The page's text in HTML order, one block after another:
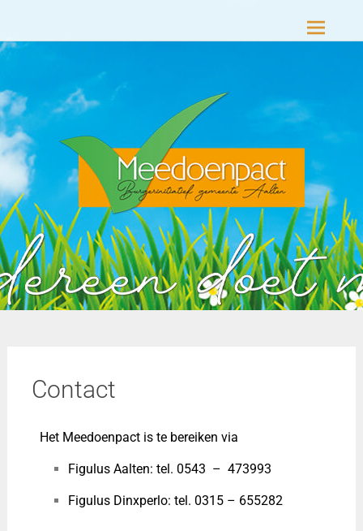
Contact
Het Meedoenpact is te bereiken via
Figulus Aalten: tel. 0543 – 473993
Figulus Dinxperlo: tel. 0315 – 655282